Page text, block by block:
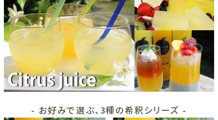
- お好みで選ぶ、3種の希釈シリーズ -